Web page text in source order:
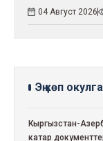
04 Август 2026
Эң көп
Кыргызстан-
катар